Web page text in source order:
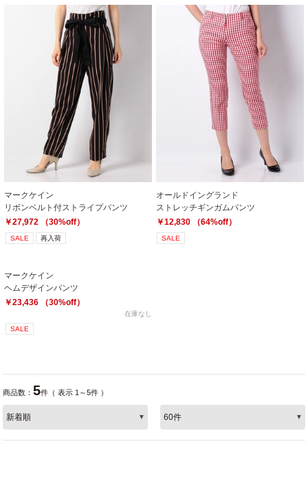
マークケイン
リボンベルト付ストライプパンツ
￥27,972 （30%off）
SALE 再入荷
オールドイングランド
ストレッチギンガムパンツ
￥12,830 （64%off）
SALE
マークケイン
ヘムデザインパンツ
￥23,436 （30%off）
在庫なし
SALE
商品数：5件（ 表示 1～5件 ）